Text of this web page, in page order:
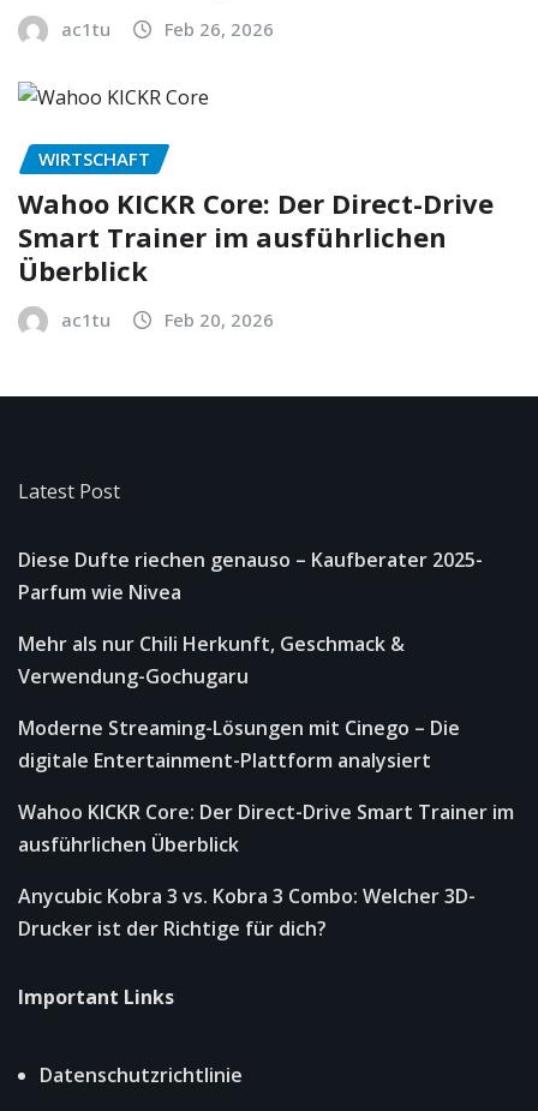
ac1tu Feb 26, 2026
WIRTSCHAFT
Wahoo KICKR Core: Der Direct-Drive
Smart Trainer im ausführlichen
Überblick
ac1tu Feb 20, 2026
Latest Post
Diese Dufte riechen genauso – Kaufberater 2025-
Parfum wie Nivea
Mehr als nur Chili Herkunft, Geschmack &
Verwendung-Gochugaru
Moderne Streaming-Lösungen mit Cinego – Die
digitale Entertainment-Plattform analysiert
Wahoo KICKR Core: Der Direct-Drive Smart Trainer im
ausführlichen Überblick
Anycubic Kobra 3 vs. Kobra 3 Combo: Welcher 3D-
Drucker ist der Richtige für dich?
Important Links
Datenschutzrichtlinie